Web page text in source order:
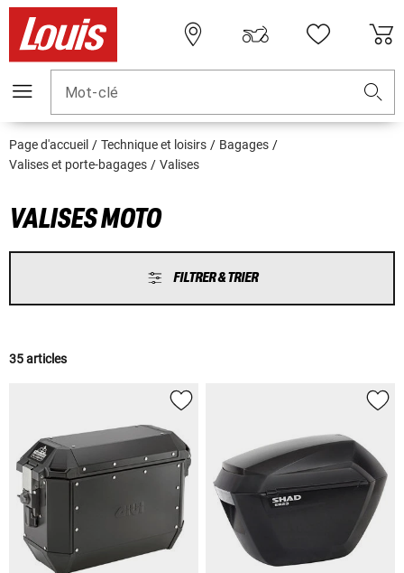
Mot-clé
Page d'accueil Technique et loisirs
Bagages
Valises et porte-bagages
Valises
VALISES MOTO
FILTRER & TRIER
35 articles